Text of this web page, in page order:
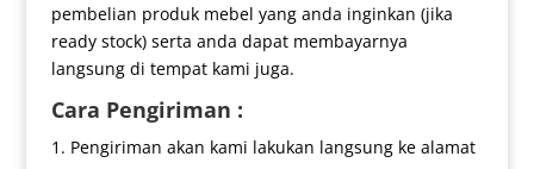
pembelian produk mebel yang anda inginkan (jika
ready stock) serta anda dapat membayarnya
langsung di tempat kami juga.
Cara Pengiriman :
Pengiriman akan kami lakukan langsung ke alamat